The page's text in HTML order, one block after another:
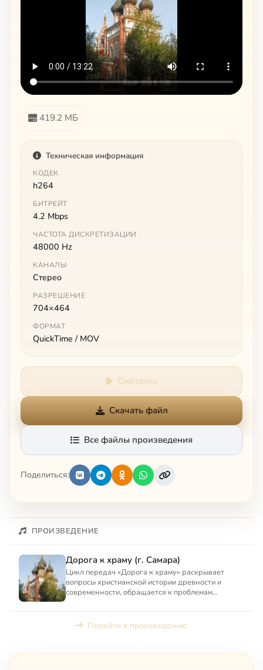
419.2 МБ
Техническая информация
КОДЕК
h264
БИТРЕЙТ
4.2 Mbps
ЧАСТОТА ДИСКРЕТИЗАЦИИ
48000 Hz
КАНАЛЫ
Стерео
РАЗРЕШЕНИЕ
704×464
ФОРМАТ
QuickTime / MOV
Смотреть
Скачать файл
Все файлы произведения
Поделиться:
ПРОИЗВЕДЕНИЕ
Дорога к храму (г. Самара)
Цикл передач «Дорога к храму» раскрывает
вопросы христианской истории древности и
современности, обращается к проблемам
Перейти к произведению